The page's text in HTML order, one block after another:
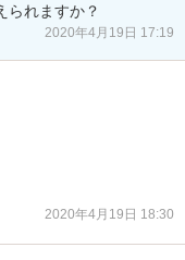
られますか？
2020年4月19日 17:19
2020年4月19日 18:30